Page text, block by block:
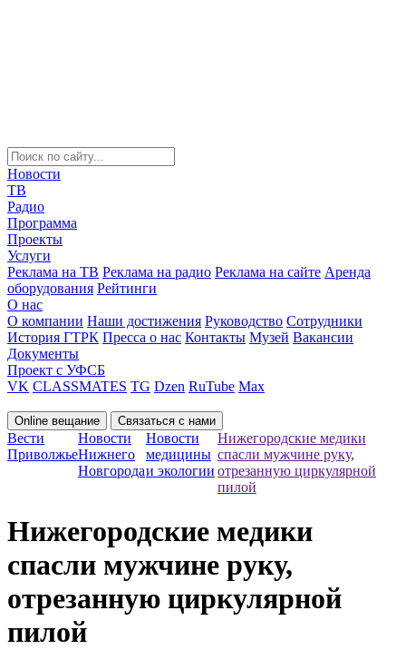
Новости
ТВ
Радио
Программа
Проекты
Услуги
Реклама на ТВ Реклама на радио Реклама на сайте Аренда
оборудования Рейтинги
О нас
О компании Наши достижения Руководство Сотрудники
История ГТРК Пресса о нас Контакты Музей Вакансии
Документы
Проект с УФСБ
VK CLASSMATES TG Dzen RuTube Max
Online вещание Связаться с нами
Вести
Приволжье
Новости
Нижнего
Новгорода
Новости
медицины
и экологии
Нижегородские медики
спасли мужчине руку,
отрезанную циркулярной
пилой
Нижегородские медики
спасли мужчине руку,
отрезанную циркулярной
пилой